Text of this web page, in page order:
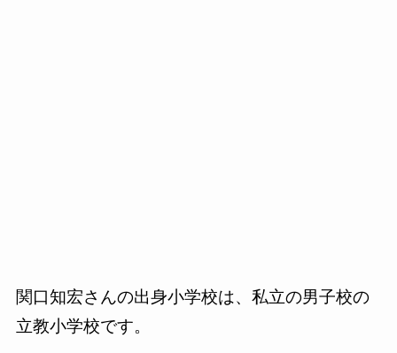
関口知宏さんの出身小学校は、私立の男子校の
立教小学校です。